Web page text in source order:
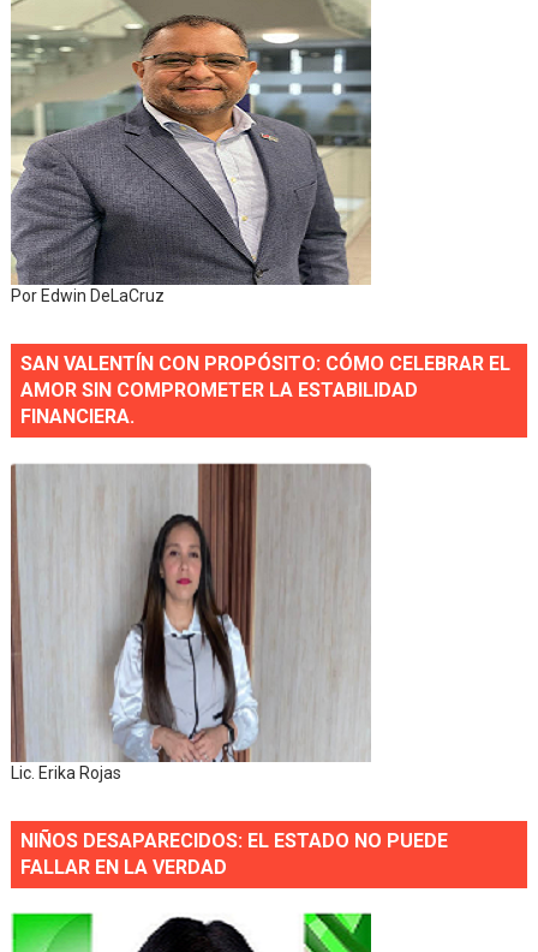
Por Edwin DeLaCruz
SAN VALENTÍN CON PROPÓSITO: CÓMO CELEBRAR EL
AMOR SIN COMPROMETER LA ESTABILIDAD
FINANCIERA.
Lic. Erika Rojas
NIÑOS DESAPARECIDOS: EL ESTADO NO PUEDE
FALLAR EN LA VERDAD